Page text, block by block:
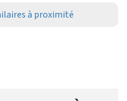
à proximité